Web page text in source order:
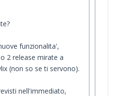
funzionalita',
2 release mirate a
(non so se ti servono).
nell'immediato,